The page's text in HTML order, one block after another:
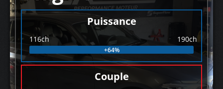
Puissance
116ch 190ch
+64%
Couple